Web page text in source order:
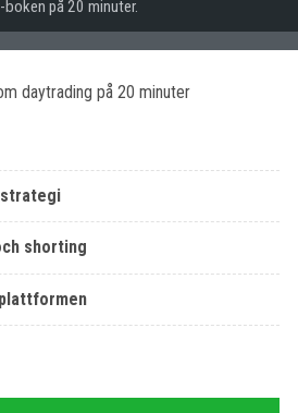
boken på 20 minuter.
daytrading på 20 minuter
shorting